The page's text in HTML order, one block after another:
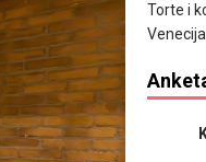
Torte i